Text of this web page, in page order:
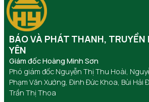
BÁO VÀ PHÁT THANH, TRUYỀN
YÊN
Giám đốc Hoàng Minh Sơn
Phó giám đốc Nguyễn Thị Thu Hoài,
Phạm Văn Xướng, Đinh Đức Khoa, Bùi Hải
Trần Thị Thoa